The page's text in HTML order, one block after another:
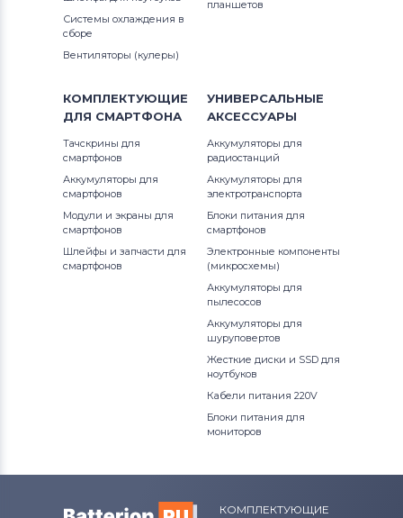
Системы охлаждения в
сборе
Вентиляторы (кулеры)
планшетов
КОМПЛЕКТУЮЩИЕ
ДЛЯ СМАРТФОНА
Тачскрины для
смартфонов
Аккумуляторы для
смартфонов
Модули и экраны для
смартфонов
Шлейфы и запчасти для
смартфонов
УНИВЕРСАЛЬНЫЕ
АКСЕССУАРЫ
Аккумуляторы для
радиостанций
Аккумуляторы для
электротранспорта
Блоки питания для
смартфонов
Электронные компоненты
(микросхемы)
Аккумуляторы для
пылесосов
Аккумуляторы для
шуруповертов
Жесткие диски и SSD для
ноутбуков
Кабели питания 220V
Блоки питания для
мониторов
КОМПЛЕКТУЮЩИЕ